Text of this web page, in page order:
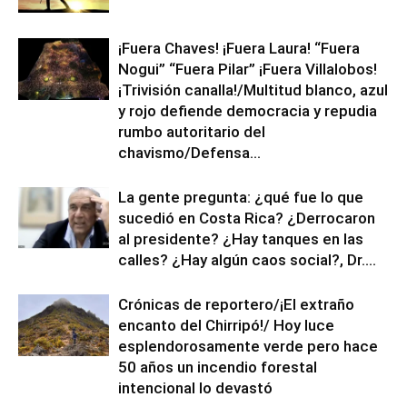
¡Fuera Chaves! ¡Fuera Laura! “Fuera
Nogui” “Fuera Pilar” ¡Fuera Villalobos!
¡Trivisión canalla!/Multitud blanco, azul
y rojo defiende democracia y repudia
rumbo autoritario del
chavismo/Defensa...
La gente pregunta: ¿qué fue lo que
sucedió en Costa Rica? ¿Derrocaron
al presidente? ¿Hay tanques en las
calles? ¿Hay algún caos social?, Dr....
Crónicas de reportero/¡El extraño
encanto del Chirripó!/ Hoy luce
esplendorosamente verde pero hace
50 años un incendio forestal
intencional lo devastó